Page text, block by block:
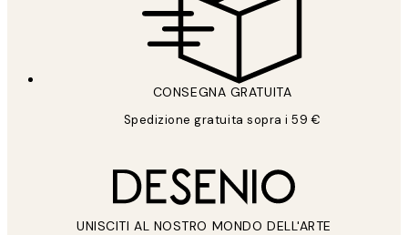
CONSEGNA GRATUITA
Spedizione gratuita sopra i 59 €
UNISCITI AL NOSTRO MONDO DELL'ARTE